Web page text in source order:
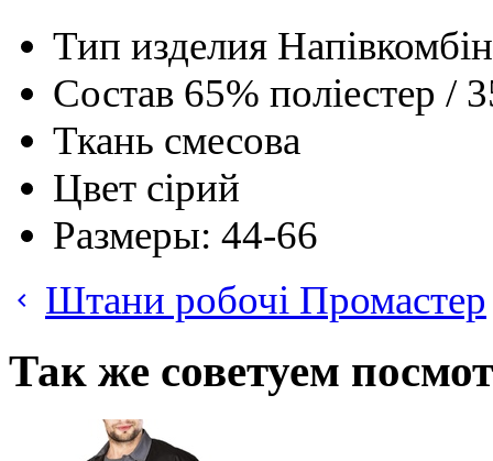
Тип изделия
Состав 65% поліестер /
Ткань смесова
Цвет сірий
Размеры: 44-66
keyboard_arrow_left Штани робочі Промастер
Так же советуем